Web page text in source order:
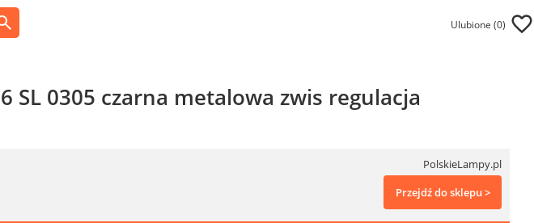
Ulubione (0)
SL 0305 czarna metalowa zwis regulacja
PolskieLampy.pl
Przejdź do sklepu >